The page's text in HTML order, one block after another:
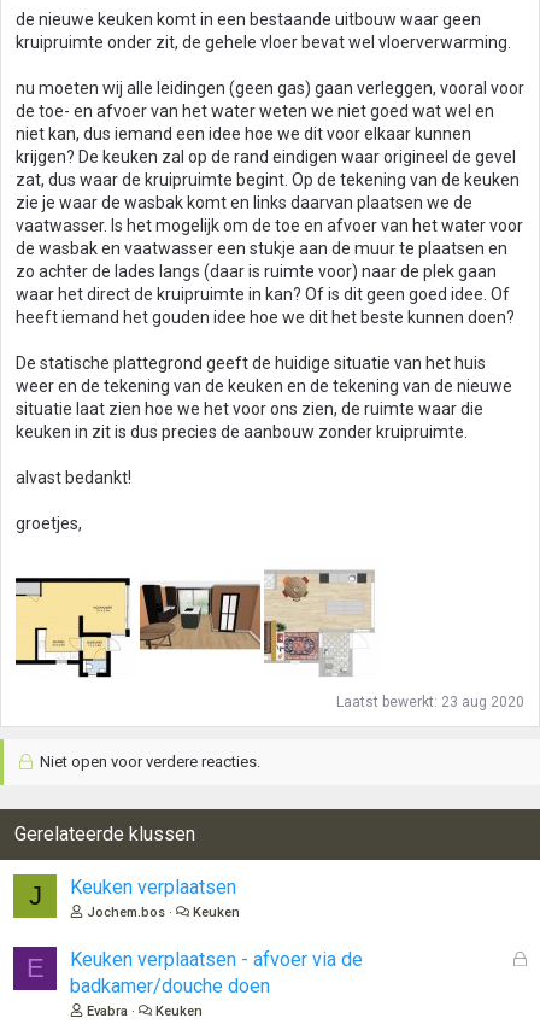
de nieuwe keuken komt in een bestaande uitbouw waar geen
kruipruimte onder zit, de gehele vloer bevat wel vloerverwarming.
nu moeten wij alle leidingen (geen gas) gaan verleggen, vooral voor
de toe- en afvoer van het water weten we niet goed wat wel en
niet kan, dus iemand een idee hoe we dit voor elkaar kunnen
krijgen? De keuken zal op de rand eindigen waar origineel de gevel
zat, dus waar de kruipruimte begint. Op de tekening van de keuken
zie je waar de wasbak komt en links daarvan plaatsen we de
vaatwasser. Is het mogelijk om de toe en afvoer van het water voor
de wasbak en vaatwasser een stukje aan de muur te plaatsen en
zo achter de lades langs (daar is ruimte voor) naar de plek gaan
waar het direct de kruipruimte in kan? Of is dit geen goed idee. Of
heeft iemand het gouden idee hoe we dit het beste kunnen doen?
De statische plattegrond geeft de huidige situatie van het huis
weer en de tekening van de keuken en de tekening van de nieuwe
situatie laat zien hoe we het voor ons zien, de ruimte waar die
keuken in zit is dus precies de aanbouw zonder kruipruimte.
alvast bedankt!
groetjes,
Laatst bewerkt: 23 aug 2020
Niet open voor verdere reacties.
Gerelateerde klussen
J Keuken verplaatsen
Jochem.bos Keuken
E
G
Keuken verplaatsen - afvoer via de
badkamer/douche doen
Evabra Keuken